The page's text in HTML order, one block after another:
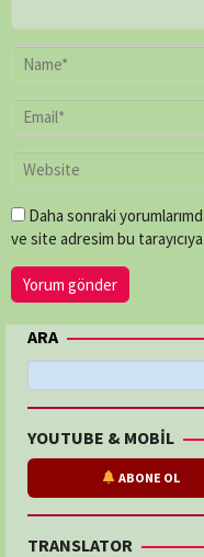
Daha sonraki
ve site adresim bu
ARA
YOUTUBE & MOBİL
ABONE OL
TRANSLATOR